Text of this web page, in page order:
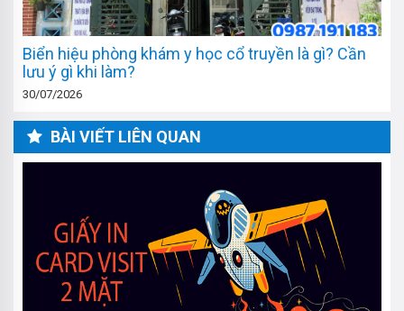
Biển hiệu phòng khám y học cổ truyền là gì? Cần
lưu ý gì khi làm?
30/07/2026
BÀI VIẾT LIÊN QUAN